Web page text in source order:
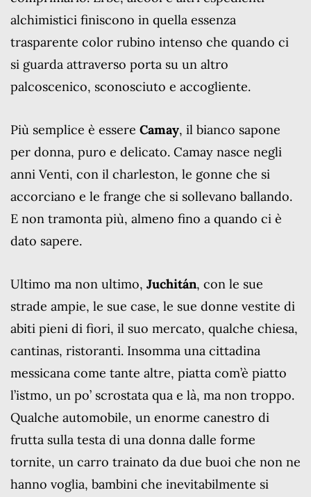
alchimistici finiscono in quella essenza
trasparente color rubino intenso che quando ci
si guarda attraverso porta su un altro
palcoscenico, sconosciuto e accogliente.
Più semplice è essere Camay, il bianco sapone
per donna, puro e delicato. Camay nasce negli
anni Venti, con il charleston, le gonne che si
accorciano e le frange che si sollevano ballando.
E non tramonta più, almeno fino a quando ci è
dato sapere.
Ultimo ma non ultimo, Juchitán, con le sue
strade ampie, le sue case, le sue donne vestite di
abiti pieni di fiori, il suo mercato, qualche chiesa,
cantinas, ristoranti. Insomma una cittadina
messicana come tante altre, piatta com’è piatto
l’istmo, un po’ scrostata qua e là, ma non troppo.
Qualche automobile, un enorme canestro di
frutta sulla testa di una donna dalle forme
tornite, un carro trainato da due buoi che non ne
hanno voglia, bambini che inevitabilmente si